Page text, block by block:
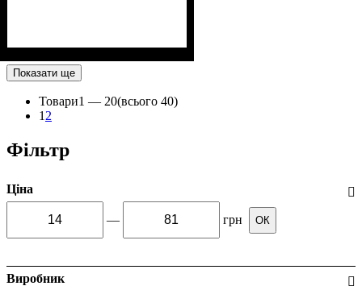
Показати ще
Товари1 — 20(всього 40)
1 2
Фільтр
Ціна
— грн ОК
Виробник